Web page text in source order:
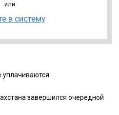
или
в систему
завершился очередной